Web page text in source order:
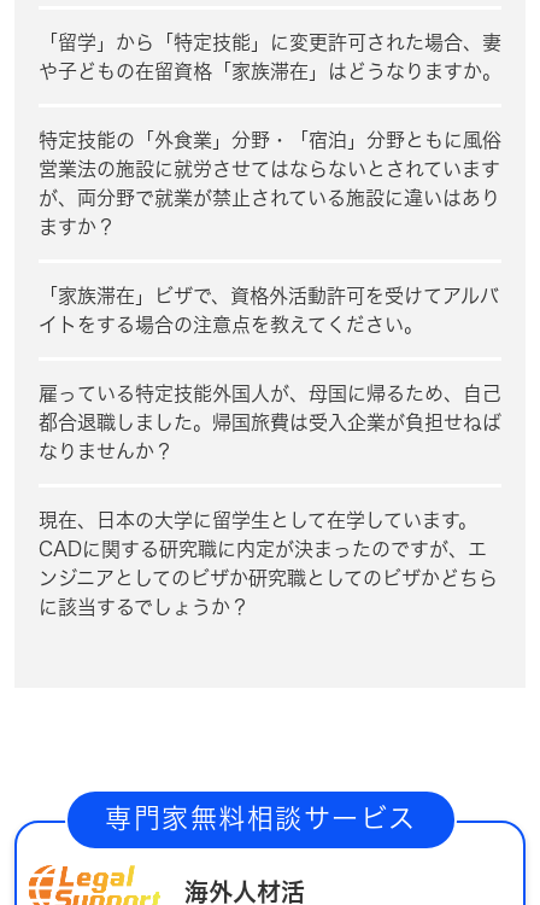
「留学」から「特定技能」に変更許可された場合、妻
や子どもの在留資格「家族滞在」はどうなりますか。
特定技能の「外食業」分野・「宿泊」分野ともに風俗
営業法の施設に就労させてはならないとされています
が、両分野で就業が禁止されている施設に違いはあり
ますか？
「家族滞在」ビザで、資格外活動許可を受けてアルバ
イトをする場合の注意点を教えてください。
雇っている特定技能外国人が、母国に帰るため、自己
都合退職しました。帰国旅費は受入企業が負担せねば
なりませんか？
現在、日本の大学に留学生として在学しています。
CADに関する研究職に内定が決まったのですが、エ
ンジニアとしてのビザか研究職としてのビザかどちら
に該当するでしょうか？
専門家無料相談サービス
海外人材活